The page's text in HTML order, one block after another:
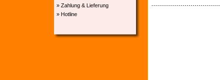
» Zahlung & Lieferung
» Hotline